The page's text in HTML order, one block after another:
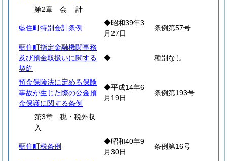
第2章 会計
藍住町特別会計条例
◆昭和39年3
月27日
条例第57号
藍住町指定金融機関事務
及び預金取扱いに関する
契約
◆ 種別なし
預金保険法に定める保険
事故が生じた際の公金預
金保護に関する条例
◆平成14年6
月19日
条例第193号
第3章 税・税外収
入
藍住町税条例
◆昭和40年9
月30日
条例第16号